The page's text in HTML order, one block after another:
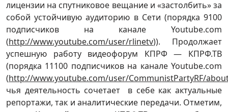
лицензии на спутниковое вещание и «застолбить» за
собой устойчивую аудиторию в Сети (порядка 9100
подписчиков на канале Youtube.com
(http://www.youtube.com/user/rlinetv)). Продолжает
успешную работу видеофорум КПРФ — КПРФ.ТВ
(порядка 11100 подписчиков на канале Youtube.com
(http://www.youtube.com/user/CommunistPartyRF/
чья деятельность сочетает в себе как актуальные
репортажи, так и аналитические передачи. Отметим,